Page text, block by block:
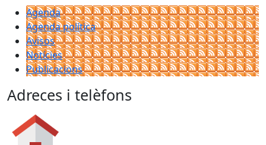
Agenda
Agenda política
Avisos
Notícies
Publicacions
Adreces i telèfons